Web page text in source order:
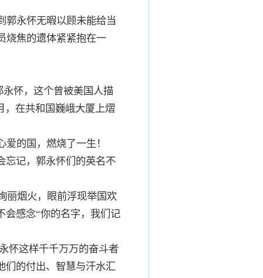
郭永怀无暇以顾未能给当
烧焦的遗体紧紧抱在一
怀，这个曾被美国人描
，在共和国巍峨大厦上熠
的国，燃烧了一生！
忘记，郭永怀们的英名不
丽烟火，眼前浮现举国欢
会感念“你的名字，我们记
怀这样千千万万的奋斗者
们的付出、智慧与汗水汇